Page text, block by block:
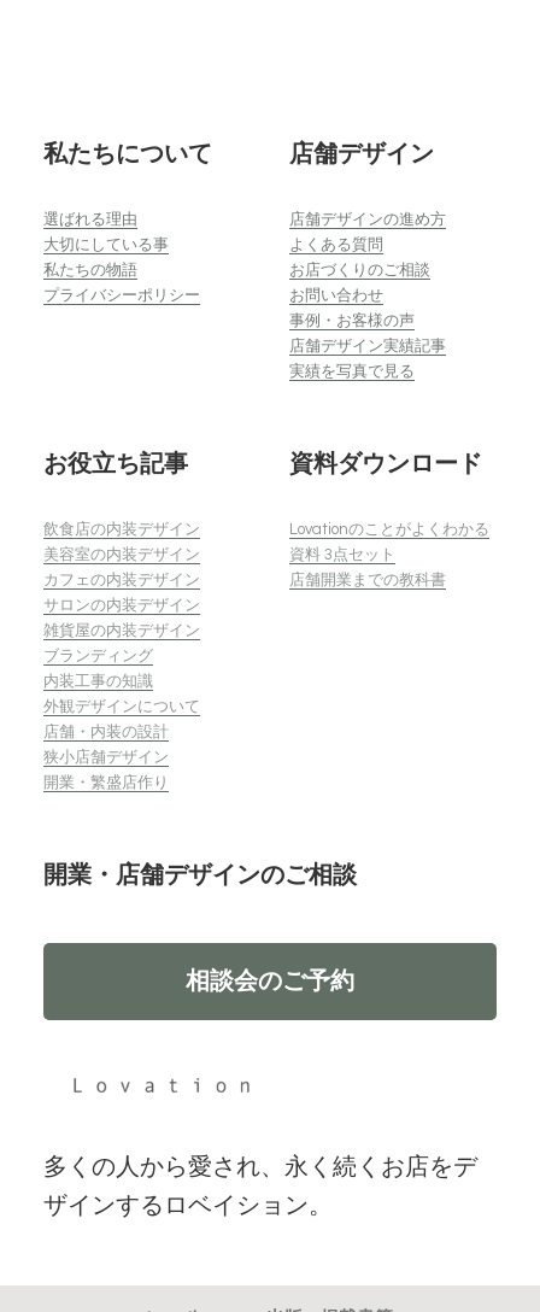
Footer
私たちについて
選ばれる理由
大切にしている事
私たちの物語
プライバシーポリシー
店舗デザイン
店舗デザインの進め方
よくある質問
お店づくりのご相談
お問い合わせ
事例・お客様の声
店舗デザイン実績記事
実績を写真で見る
お役立ち記事
飲食店の内装デザイン
美容室の内装デザイン
カフェの内装デザイン
サロンの内装デザイン
雑貨屋の内装デザイン
ブランディング
内装工事の知識
外観デザインについて
店舗・内装の設計
狭小店舗デザイン
開業・繁盛店作り
資料ダウンロード
Lovationのことがよくわかる
資料 3点セット
店舗開業までの教科書
開業・店舗デザインのご相談
相談会のご予約
多くの人から愛され、永く続くお店をデ
ザインするロベイション。